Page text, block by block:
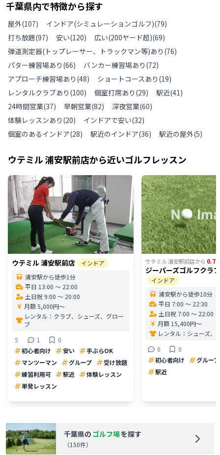
千葉県内で特徴から探す
屋外(107) インドア(シミュレーションゴルフ)(79)
打ち放題(97) 安い(120) 広い(200ヤード超)(69)
弾道測定器(トップレーサー、トラックマン等)あり (76)
パター練習場あり (66) バンカー練習場あり (72)
アプローチ練習場あり (48) ショートコースあり (19)
レンタルクラブあり (100) 個室打席あり (29) 駅近(41)
24時間営業(37) 早朝営業(82) 深夜営業(60)
体験レッスンあり (20) インドアで安い(32)
個室のあるインドア(28) 駅近のインドア(36) 駅近の屋外(5)
ウテミル 浦安駅前店から近いゴルフレッスン
ウテミル 浦安駅前店
インドア
浦安駅から徒歩1分
平日 13:00 〜 22:00
土日祝 9:00 〜 20:00
月額 5,000円〜
レンタル： クラブ、シューズ、グロー
ブ
5
1
0
初心者向け
安い
手ぶらOK
マンツーマン
グループ
受け放題
練習利用可
駅近
体験レッスン
単発レッスン
ウテミル 浦安駅前店から 0.74
ジーパーズゴルフクラ
インドア
浦安駅から徒歩10分
平日 7:00 〜 22:30
土日祝 7:00 〜 22:00
月額 15,400円〜
レンタル： シューズ、
0
0
初心者向け
グループ
駅近
千葉県の ゴルフ場を探す
（150件）